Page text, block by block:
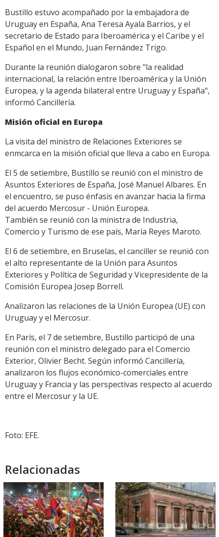
Bustillo estuvo acompañado por la embajadora de
Uruguay en España, Ana Teresa Ayala Barrios, y el
secretario de Estado para Iberoamérica y el Caribe y el
Español en el Mundo, Juan Fernández Trigo.
Durante la reunión dialogaron sobre "la realidad
internacional, la relación entre Iberoamérica y la Unión
Europea, y la agenda bilateral entre Uruguay y España",
informó Cancillería.
Misión oficial en Europa
La visita del ministro de Relaciones Exteriores se
enmcarca en la misión oficial que lleva a cabo en Europa.
El 5 de setiembre, Bustillo se reunió con el ministro de
Asuntos Exteriores de España, José Manuel Albares. En
el encuentro, se puso énfasis en avanzar hacia la firma
del acuerdo Mercosur - Unión Europea.
También se reunió con la ministra de Industria,
Comercio y Turismo de ese país, María Reyes Maroto.
El 6 de setiembre, en Bruselas, el canciller se reunió con
el alto representante de la Unión para Asuntos
Exteriores y Política de Seguridad y Vicepresidente de la
Comisión Europea Josep Borrell.
Analizaron las relaciones de la Unión Europea (UE) con
Uruguay y el Mercosur.
En París, el 7 de setiembre, Bustillo participó de una
reunión con el ministro delegado para el Comercio
Exterior, Olivier Becht. Según informó Cancillería,
analizaron los flujos económico-comerciales entre
Uruguay y Francia y las perspectivas respecto al acuerdo
entre el Mercosur y la UE.
Foto: EFE.
Relacionadas